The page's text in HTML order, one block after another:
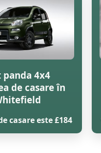
panda 4x4
de casare în
casare este £184